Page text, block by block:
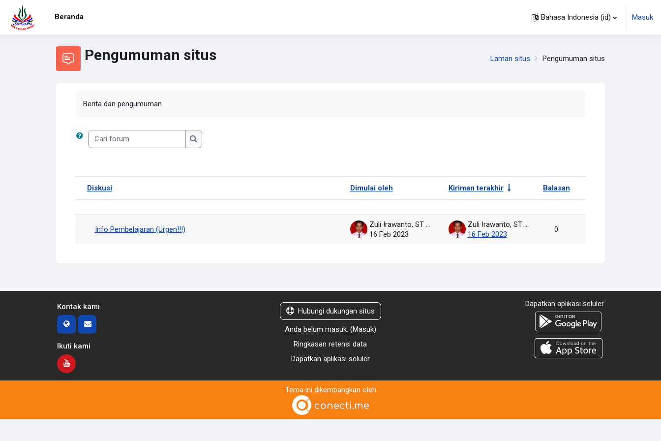
Lewati ke konten utama
Beranda
Bahasa Indonesia ‎(id)‎ Masuk
Pengumuman situs Laman situs Pengumuman situs
Berita dan pengumuman
Cari forum
Cari forum
Status
Diskusi Dimulai oleh Kiriman terakhir
Balasan
Tindakan
Info Pembelajaran (Urgen!!!)
16 Feb 2023
16 Feb 2023
0
Kontak kami
Ikuti kami
Hubungi dukungan situs
Anda belum masuk. (Masuk)
Ringkasan retensi data
Dapatkan aplikasi seluler
Dapatkan aplikasi seluler
Tema ini dikembangkan oleh